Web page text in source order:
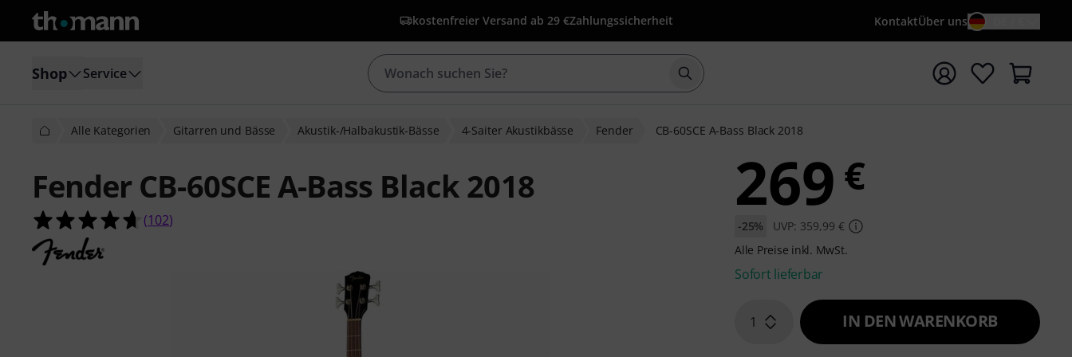
kostenfreier Versand ab 29 €Zahlungssicherheit KontaktÜber uns
Shop Service Suche mit Suchwort {searchTerm} starten
Alle Kategorien Gitarren und Bässe Akustik-/Halbakustik-Bässe 4-Saiter Akustikbässe Fender CB-60SCE A-Bass Black 2018
Fender CB-60SCE A-Bass Black 2018
4.6 von 5 Sternen aus 102 Kundenbewertungen
(102) 269 €
-25%
UVP: 359,99 €
Alle Preise inkl. MwSt.
Sofort lieferbar
1 IN DEN WARENKORB